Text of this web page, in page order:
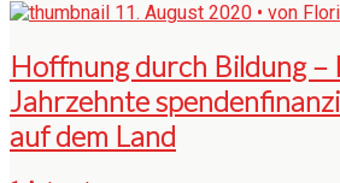
11. August 2020 • von
Hoffnung durch Bildung –
Jahrzehnte
auf dem Land